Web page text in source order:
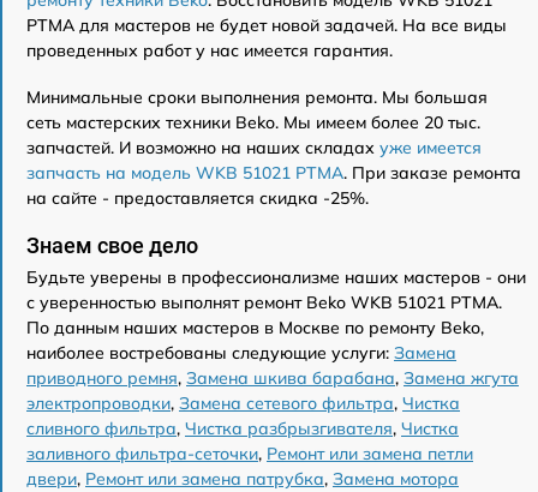
PTMA для мастеров не будет новой задачей. На все виды
проведенных работ у нас имеется гарантия.
Минимальные сроки выполнения ремонта. Мы большая
сеть мастерских техники Beko. Мы имеем более 20 тыс.
запчастей. И возможно на наших складах уже имеется
запчасть на модель WKB 51021 PTMA. При заказе ремонта
на сайте - предоставляется скидка -25%.
Знаем свое дело
Будьте уверены в профессионализме наших мастеров - они
с уверенностью выполнят ремонт Beko WKB 51021 PTMA.
По данным наших мастеров в Москве по ремонту Beko,
наиболее востребованы следующие услуги: Замена
приводного ремня, Замена шкива барабана, Замена жгута
электропроводки, Замена сетевого фильтра, Чистка
сливного фильтра, Чистка разбрызгивателя, Чистка
заливного фильтра-сеточки, Ремонт или замена петли
двери, Ремонт или замена патрубка, Замена мотора